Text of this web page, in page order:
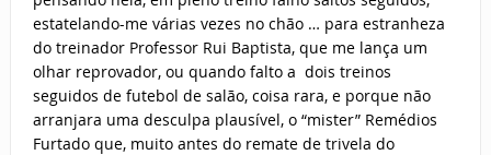
estatelando-me várias vezes no chão … para estranheza
do treinador Professor Rui Baptista, que me lança um
olhar reprovador, ou quando falto a dois treinos
seguidos de futebol de salão, coisa rara, e porque não
arranjara uma desculpa plausível, o “mister” Remédios
Furtado que, muito antes do remate de trivela do